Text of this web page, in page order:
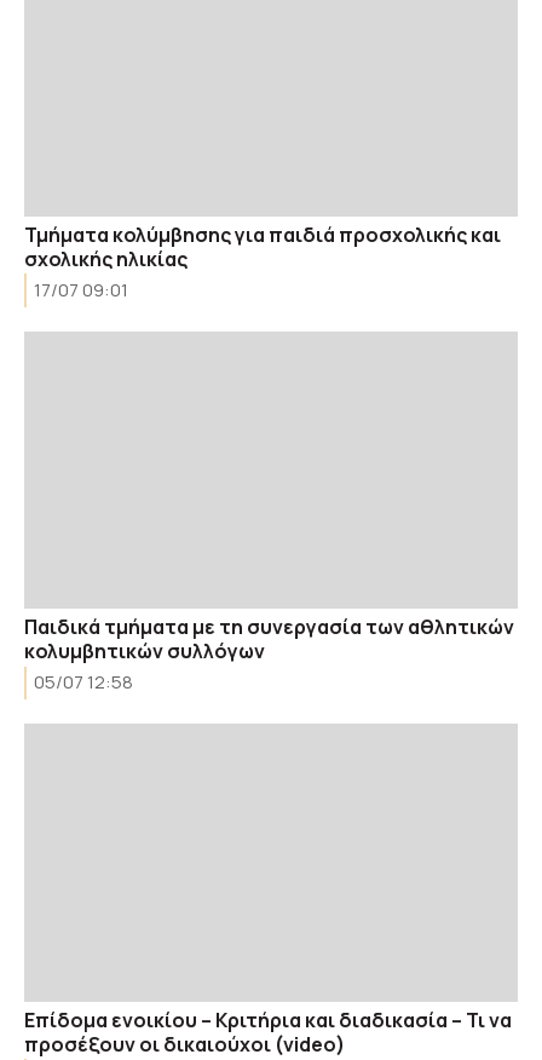
Τμήματα κολύμβησης για παιδιά προσχολικής και
σχολικής ηλικίας
17/07 09:01
Παιδικά τμήματα με τη συνεργασία των αθλητικών
κολυμβητικών συλλόγων
05/07 12:58
Επίδομα ενοικίου – Κριτήρια και διαδικασία – Τι να
προσέξουν οι δικαιούχοι (video)